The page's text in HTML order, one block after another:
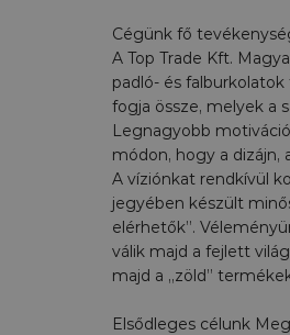
Cégünk fő
A Top Trade Kft.
padló- és
fogja össze, melyek a
Legnagyobb
módon, hogy a dizájn,
A víziónkat rendkívül
jegyében készült
elérhetők”.
válik majd a fejlett
majd a „zöld”
Elsődleges célunk